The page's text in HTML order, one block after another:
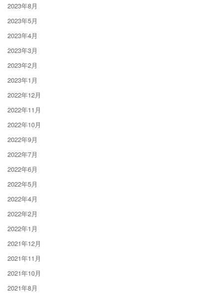
2023年8月
2023年5月
2023年4月
2023年3月
2023年2月
2023年1月
2022年12月
2022年11月
2022年10月
2022年9月
2022年7月
2022年6月
2022年5月
2022年4月
2022年2月
2022年1月
2021年12月
2021年11月
2021年10月
2021年8月